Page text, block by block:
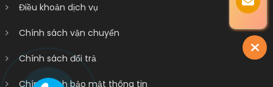
Điều khoản dịch vụ
Chính sách vận chuyển
Chính sách đổi trả
Chính sách bảo mật thông tin